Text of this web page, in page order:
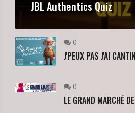
JBL Authentics Quiz
0
J'PEUX PAS J'AI
0
LE GRAND MARCHÉ